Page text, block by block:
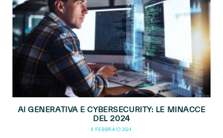
AI GENERATIVA E CYBERSECURITY: LE MINACCE
DEL 2024
8 FEBBRAIO 2024